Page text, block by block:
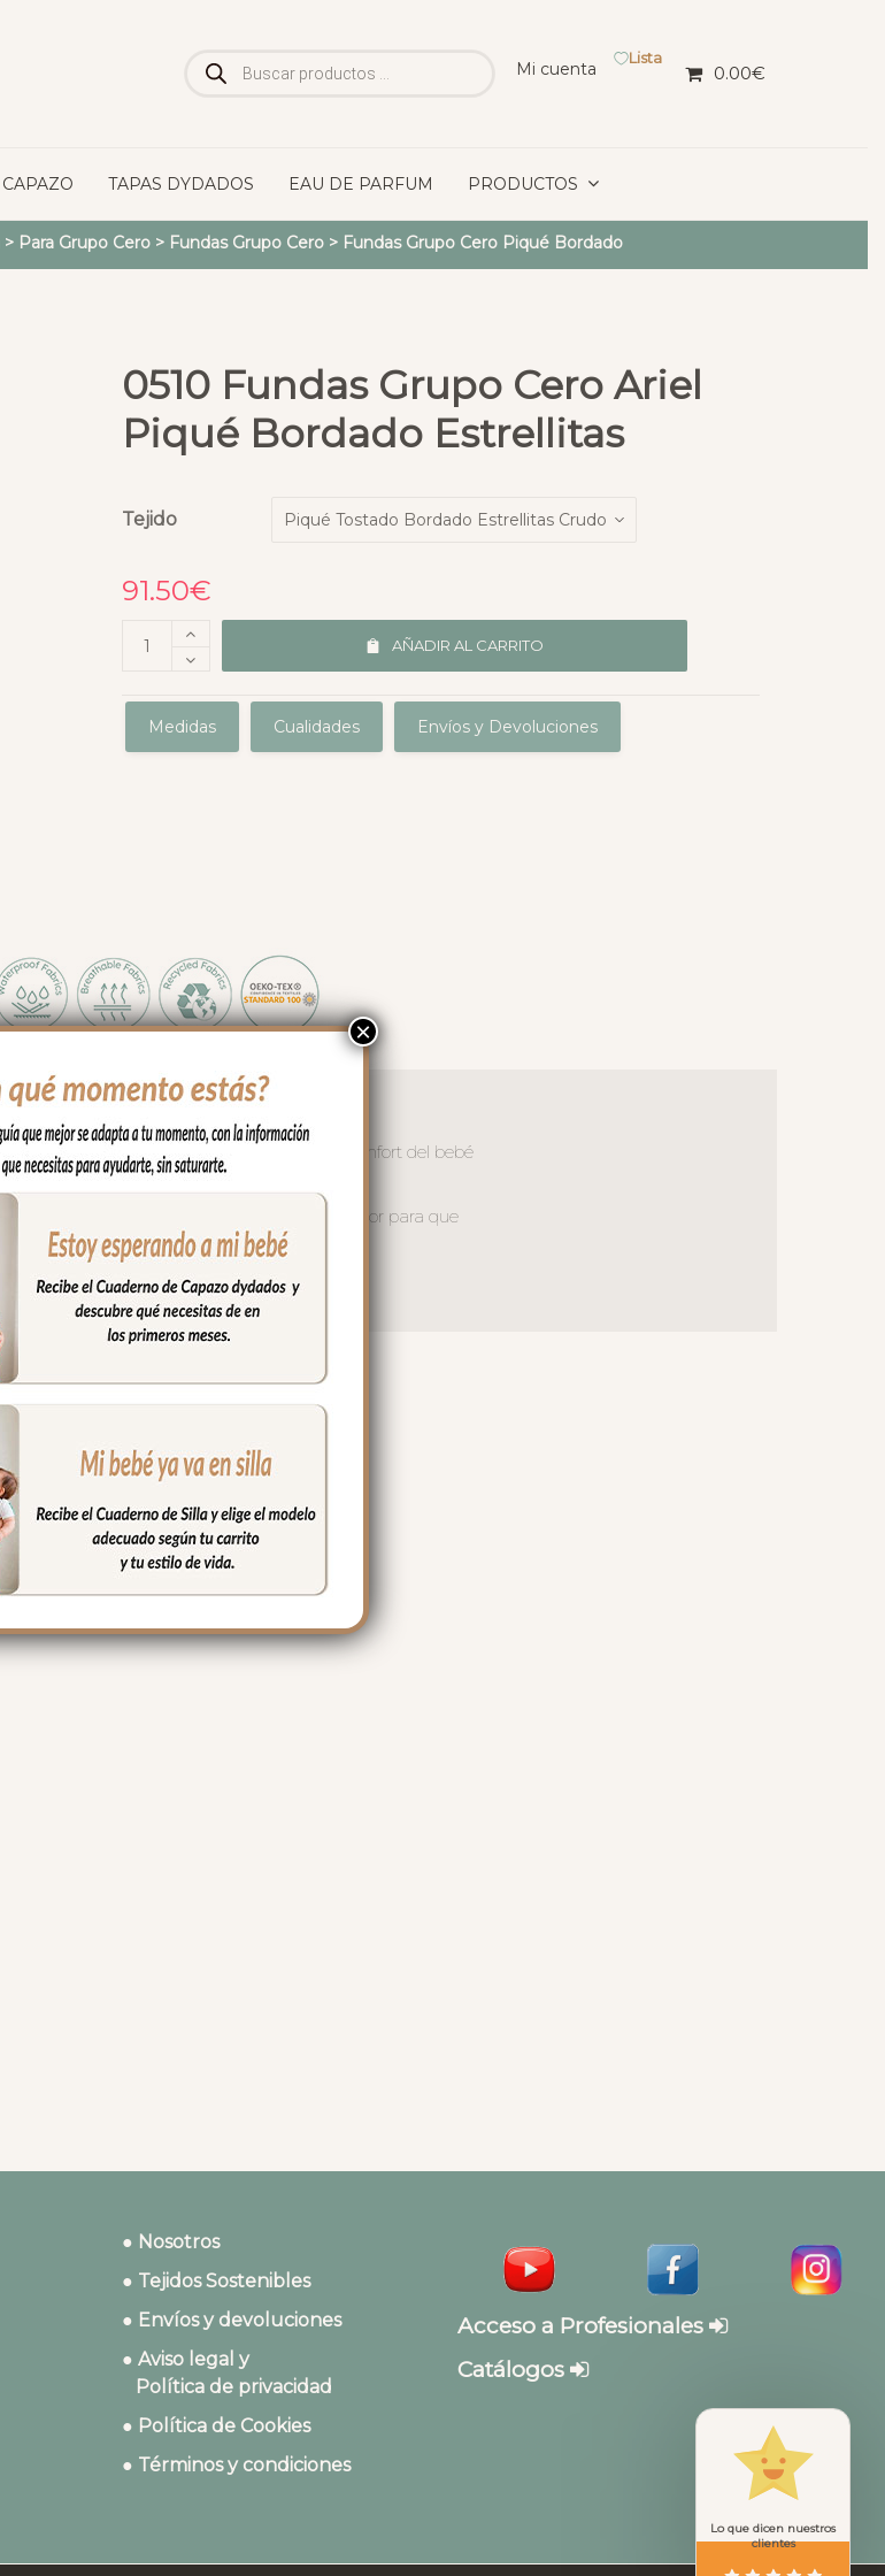
de
productos
Mi cuenta
Lista
0.00€
TAPAS DYDADOS EAU DE PARFUM PRODUCTOS
> Para Grupo Cero> Fundas Grupo Cero> Fundas Grupo Cero Piqué Bordado
0510 Fundas Grupo Cero Ariel
Piqué Bordado Estrellitas
Tejido
91.50€
AÑADIR AL CARRITO
Medidas Cualidades Envíos y Devoluciones
grupo cero de tipo maxicosi.
relleno de micro fibra hueca para mayor confort del bebé
mejor ventilación.
con goma en la parte superior y en la inferior para que
y secado al natural.
RELACIONADOS
● Nosotros
● Tejidos Sostenibles
● Envíos y devoluciones
● Aviso legal y
Política de privacidad
● Política de Cookies
● Términos y condiciones
Acceso a Profesionales
Catálogos
×
Lo que dicen nuestros
clientes